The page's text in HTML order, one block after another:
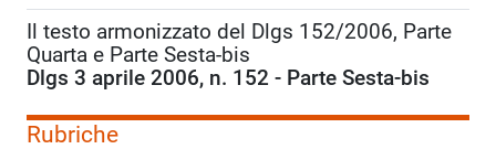
Il testo armonizzato del Dlgs 152/2006, Parte
Quarta e Parte Sesta-bis
Dlgs 3 aprile 2006, n. 152 - Parte Sesta-bis
Rubriche